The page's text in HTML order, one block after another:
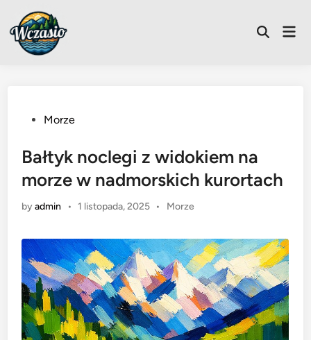
content
Open
PostedMorze
Bałtyk noclegi z widokiem na
morze w nadmorskich kurortach
byadmin • 1 listopada, 2025 •
Posted
Morze